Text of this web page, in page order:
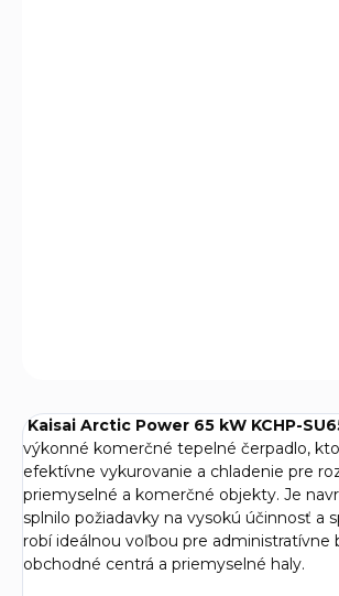
Kaisai Arctic Power 65 kW KCHP-
výkonné komerčné tepelné čerpadlo,
efektívne vykurovanie a chladenie pre
priemyselné a komerčné objekty. Je
splnilo požiadavky na vysokú účinnosť a
robí ideálnou voľbou pre administratívne
obchodné centrá a priemyselné haly.